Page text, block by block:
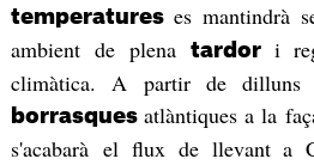
temperatures es mantindrà
ambient de plena
tardor i
climàtica. A partir de dilluns
borrasquesatlàntiques a la
s'acabarà el flux de llevant a